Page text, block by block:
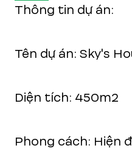
Thông tin dự án:
Tên dự án: Sky's
Diện tích: 450m2
Phong cách: Hiện